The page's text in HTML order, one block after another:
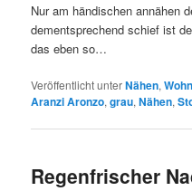
Nur am händischen annähen
dementsprechend schief ist
das eben so…
Veröffentlicht unterNähen,
Aranzi Aronzo,grau,Nähen,
Regenfrischer